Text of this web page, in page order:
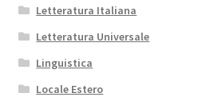
Letteratura Italiana
Letteratura Universale
Linguistica
Locale Estero